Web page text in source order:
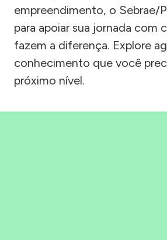
empreendimento, o Sebrae/
para apoiar sua jornada com
fazem a diferença. Explore
conhecimento que você
próximo nível.